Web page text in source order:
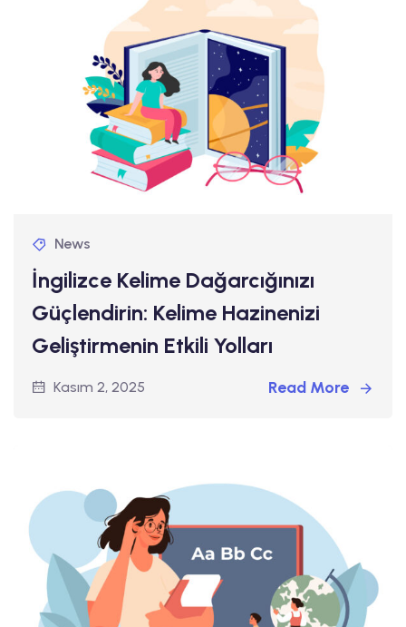
News
İngilizce Kelime Dağarcığınızı
Güçlendirin: Kelime Hazinenizi
Geliştirmenin Etkili Yolları
Kasım 2, 2025 Read More